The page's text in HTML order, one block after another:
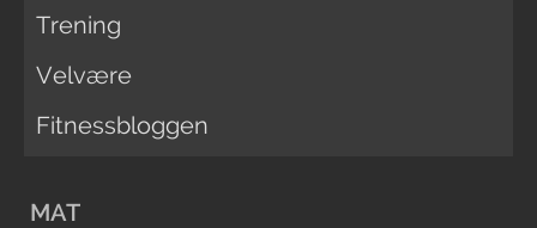
Trening
Velvære
Fitnessbloggen
MAT